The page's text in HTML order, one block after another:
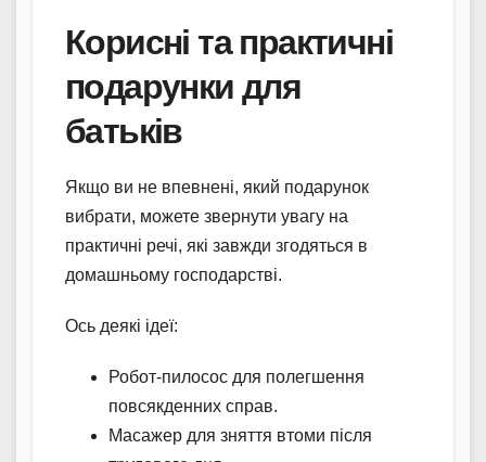
Корисні та практичні
подарунки для
батьків
Якщо ви не впевнені, який подарунок
вибрати, можете звернути увагу на
практичні речі, які завжди згодяться в
домашньому господарстві.
Ось деякі ідеї:
Робот-пилосос для полегшення
повсякденних справ.
Масажер для зняття втоми після